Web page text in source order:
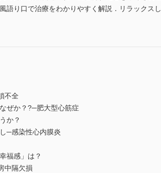
語り口で治療をわかりやすく解説．リラックス
不全
ぜか？?─肥大型心筋症
か？
─感染性心内膜炎
福感」は？
中隔欠損